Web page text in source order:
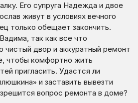
Его супруга Надежда и двое
живут в условиях вечного
только обещает закончить.
так как все что
двор и аккуратный ремонт
чтобы комфортно жить
пригласить. Удастся ли
и заставить вывезти
вопрос ремонта в доме?